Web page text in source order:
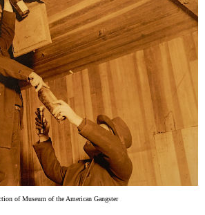
of Museum of the American Gangster